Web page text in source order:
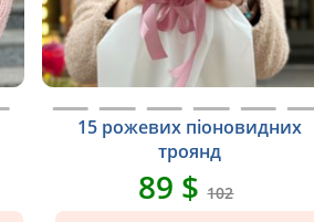
15 рожевих піоновидних
троянд
89 $102